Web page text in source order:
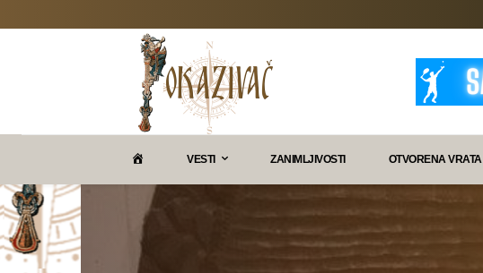
O
VESTI ZANIMLJIVOSTI OTVORENA VRATA